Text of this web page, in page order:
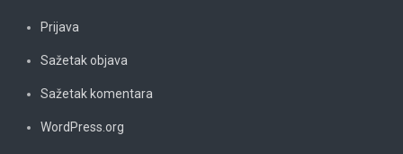
Prijava
Sažetak objava
Sažetak komentara
WordPress.org